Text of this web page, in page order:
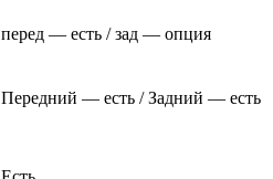
перед — есть / зад — опция
Передний — есть / Задний — есть